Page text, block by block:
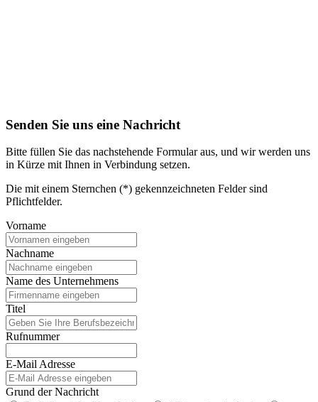
Senden Sie uns eine Nachricht
Bitte füllen Sie das nachstehende Formular aus, und wir werden uns
in Kürze mit Ihnen in Verbindung setzen.
Die mit einem Sternchen (*) gekennzeichneten Felder sind
Pflichtfelder.
Vorname
Nachname
Name des Unternehmens
Titel
Rufnummer
E-Mail Adresse
Grund der Nachricht